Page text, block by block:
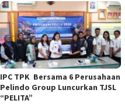
IPC TPK Bersama 6 Perusahaan
Pelindo Group Luncurkan TJSL
“PELITA”